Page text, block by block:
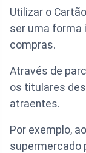
Utilizar o
ser uma forma
compras.
Através de
os titulares
atraentes.
Por exemplo,
supermercado